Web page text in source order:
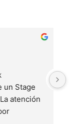
sido
cuanto
y